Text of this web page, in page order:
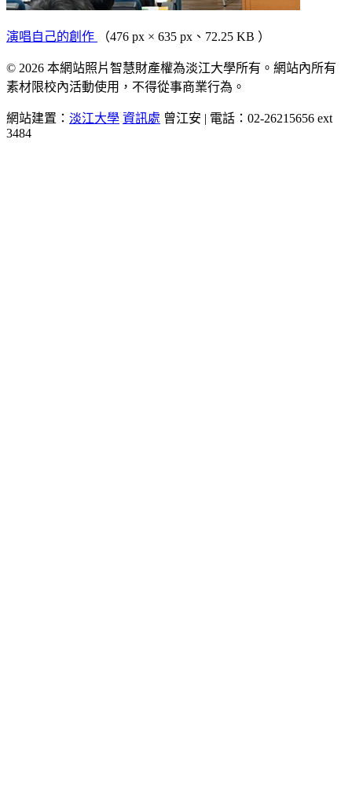
演唱自己的創作 （476 px × 635 px、72.25 KB ）
© 2026 本網站照片智慧財產權為淡江大學所有。網站內所有
素材限校內活動使用，不得從事商業行為。
網站建置： 淡江大學 資訊處 曾江安 | 電話：02-26215656 ext
3484